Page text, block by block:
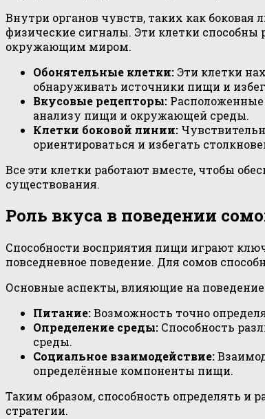
Внутри органов чувств, таких как
физические сигналы. Эти клетки способны
окружающим миром.
Обонятельные клетки: Эти клетки
обнаруживать источники пищи и
Вкусовые рецепторы: Расположенные
анализу пищи и окружающей среды.
Клетки боковой линии:
ориентироваться и избегать
Все эти клетки работают вместе, чтобы
существования.
Роль вкуса в поведении
Способности восприятия пищи играют
повседневное поведение. Для сомов
Основные аспекты, влияющие на
Питание:Возможность точно
Определение среды: Способность
среды.
Социальное взаимодействие:
определённые компоненты пищи.
Таким образом, способность определять и
стратегии.